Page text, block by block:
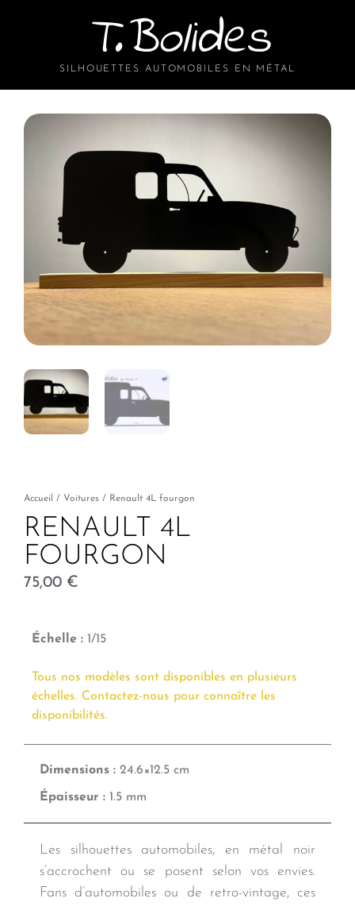
T.Bolides
SILHOUETTES AUTOMOBILES EN MÉTAL
Accueil / Voitures / Renault 4L fourgon
RENAULT 4L
FOURGON
75,00 €
Échelle : 1/15
Tous nos modèles sont disponibles en plusieurs
échelles. Contactez-nous pour connaître les
disponibilités.
Dimensions : 24.6×12.5 cm
Épaisseur : 1.5 mm
Les silhouettes automobiles, en métal noir
s’accrochent ou se posent selon vos envies.
Fans d’automobiles ou de retro-vintage, ces